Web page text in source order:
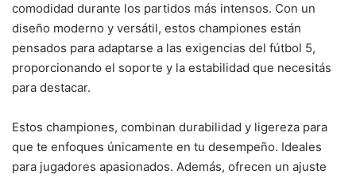
comodidad durante los partidos más intensos. Con un
diseño moderno y versátil, estos championes están
pensados para adaptarse a las exigencias del fútbol 5,
proporcionando el soporte y la estabilidad que necesitás
para destacar.
Estos championes, combinan durabilidad y ligereza para
que te enfoques únicamente en tu desempeño. Ideales
para jugadores apasionados. Además, ofrecen un ajuste